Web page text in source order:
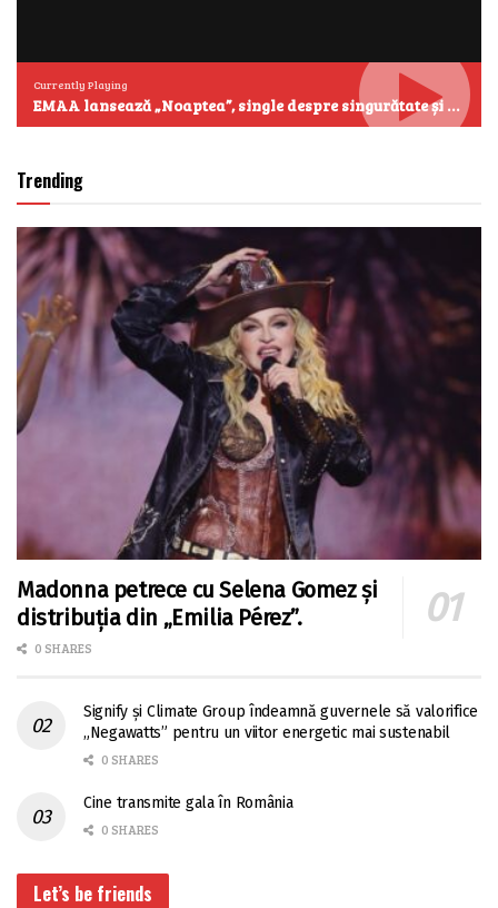
Currently Playing
EMAA lansează „Noaptea”, single despre singurătate și emoțiile care se aud cel mai clar după miezul nopții
Trending
Madonna petrece cu Selena Gomez și
distribuția din „Emilia Pérez”.
0 SHARES
Signify și Climate Group îndeamnă guvernele să valorifice
„Negawatts” pentru un viitor energetic mai sustenabil
0 SHARES
Cine transmite gala în România
0 SHARES
Let’s be friends